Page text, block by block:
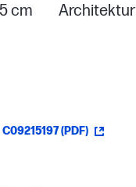
cm
Architektur
C09215197 (PDF)